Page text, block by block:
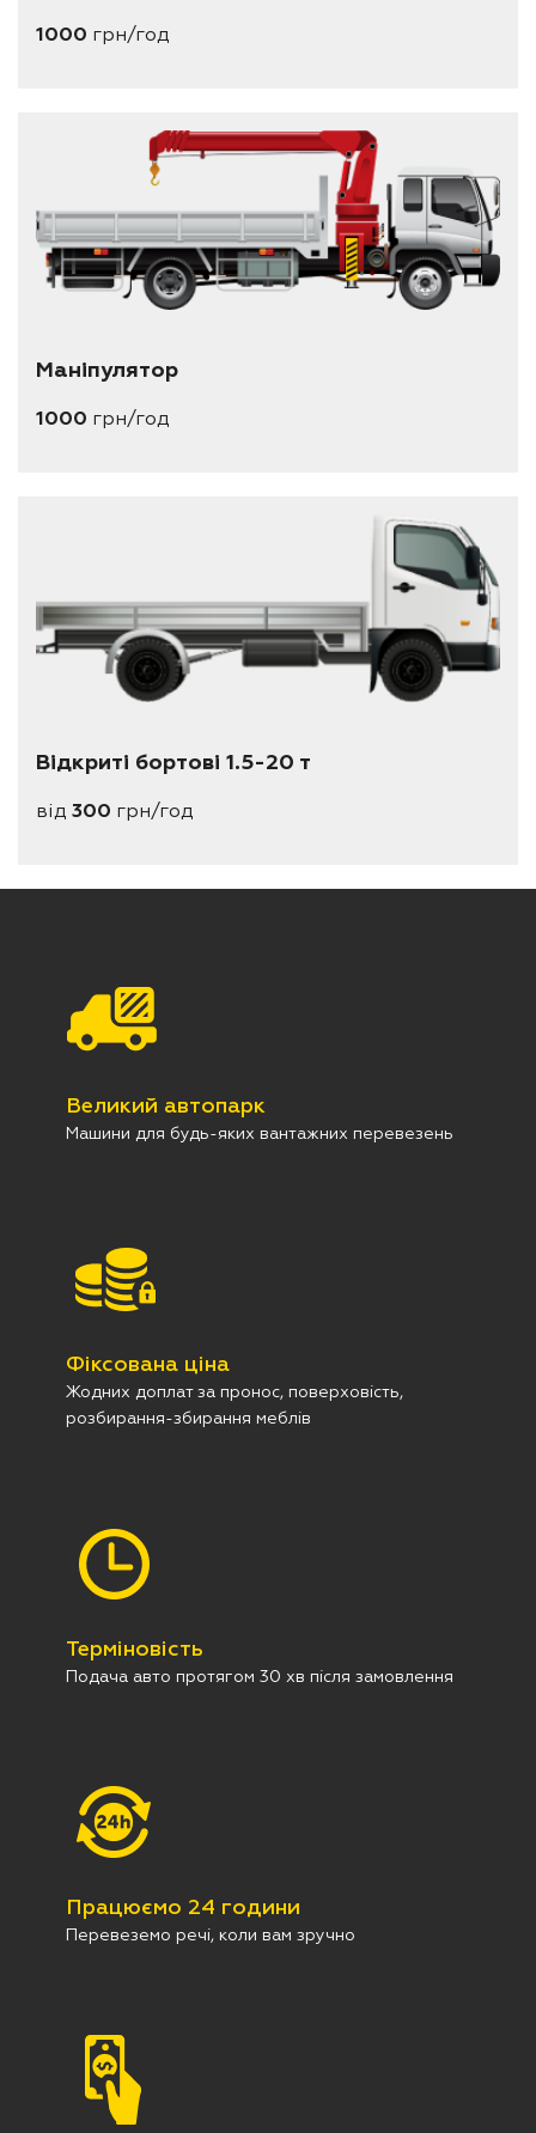
1000 грн/год
Маніпулятор
1000 грн/год
Відкриті бортові 1.5-20 т
від 300 грн/год
Великий автопарк
Машини для будь-яких вантажних перевезень
Фіксована ціна
Жодних доплат за пронос, поверховість,
розбирання-збирання меблів
Терміновість
Подача авто протягом 30 хв після замовлення
Працюємо 24 години
Перевеземо речі, коли вам зручно